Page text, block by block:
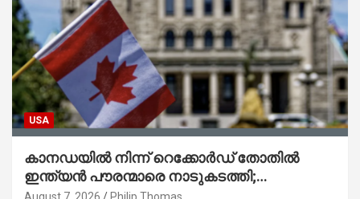
USA
കാനഡയിൽ നിന്ന് റെക്കോർഡ് തോതിൽ
ഇന്ത്യൻ പൗരന്മാരെ നാടുകടത്തി;
ആറുമാസത്തിനിടെ 3,323 പേർ
August 7, 2026 Philip Thomas